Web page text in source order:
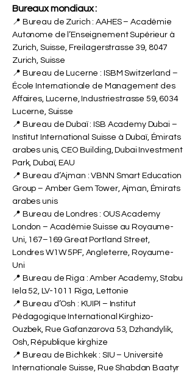
Bureaux mondiaux :
📍 Bureau de Zurich : AAHES – Académie
Autonome de l’Enseignement Supérieur à
Zurich, Suisse, Freilagerstrasse 39, 8047
Zurich, Suisse
📍 Bureau de Lucerne : ISBM Switzerland –
École Internationale de Management des
Affaires, Lucerne, Industriestrasse 59, 6034
Lucerne, Suisse
📍 Bureau de Dubaï : ISB Academy Dubai –
Institut International Suisse à Dubaï, Émirats
arabes unis, CEO Building, Dubai Investment
Park, Dubaï, EAU
📍 Bureau d’Ajman : VBNN Smart Education
Group – Amber Gem Tower, Ajman, Émirats
arabes unis
📍 Bureau de Londres : OUS Academy
London – Académie Suisse au Royaume-
Uni, 167–169 Great Portland Street,
Londres W1W 5PF, Angleterre, Royaume-
Uni
📍 Bureau de Riga : Amber Academy, Stabu
Iela 52, LV-1011 Riga, Lettonie
📍 Bureau d’Osh : KUIPI – Institut
Pédagogique International Kirghizo-
Ouzbek, Rue Gafanzarova 53, Dzhandylik,
Osh, République kirghize
📍 Bureau de Bichkek : SIU – Université
Internationale Suisse, Rue Shabdan Baatyr